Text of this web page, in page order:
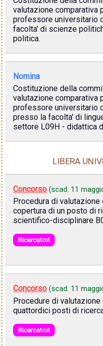
valutazione comparativa
professore universitario
facolta' di scienze
politica.
Nomina
Costituzione della
valutazione comparativa
professore universitario
presso la facolta' di
settore L09H - didattica
LIBERA
Concorso (scad. 11
Procedura di
copertura di un posto di
scientifico-disciplinare
Ricercatori
Concorso (scad. 11
Procedure di
quattordici posti di
Ricercatori